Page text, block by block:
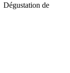
Dégustation de